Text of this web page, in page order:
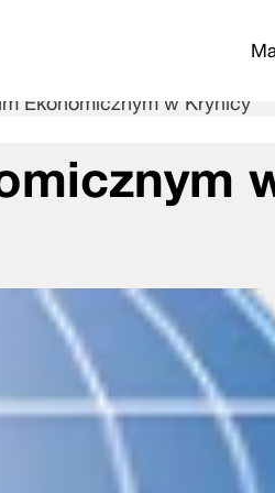
Ekonomicznym w Krynicy